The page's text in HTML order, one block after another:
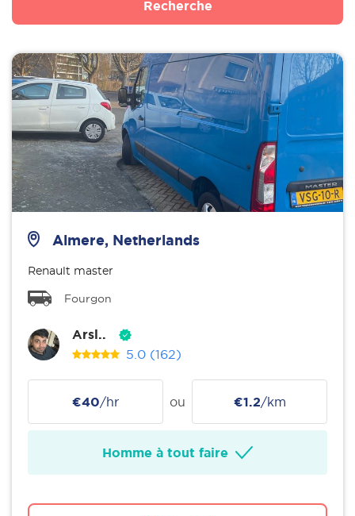
Recherche
Almere, Netherlands
Renault master
Fourgon
Arsl..
5.0 (162)
€40/hr ou €1.2/km
Homme à tout faire